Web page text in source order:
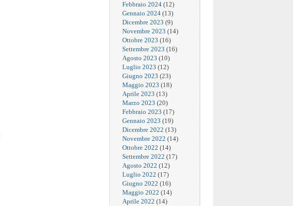
Febbraio 2024 (12)
Gennaio 2024 (13)
Dicembre 2023 (9)
Novembre 2023 (14)
Ottobre 2023 (16)
Settembre 2023 (16)
Agosto 2023 (10)
Luglio 2023 (12)
Giugno 2023 (23)
Maggio 2023 (18)
Aprile 2023 (13)
Marzo 2023 (20)
Febbraio 2023 (17)
Gennaio 2023 (19)
Dicembre 2022 (13)
Novembre 2022 (14)
Ottobre 2022 (14)
Settembre 2022 (17)
Agosto 2022 (12)
Luglio 2022 (17)
Giugno 2022 (16)
Maggio 2022 (14)
Aprile 2022 (14)